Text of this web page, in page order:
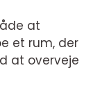
at
et rum, der
at overveje